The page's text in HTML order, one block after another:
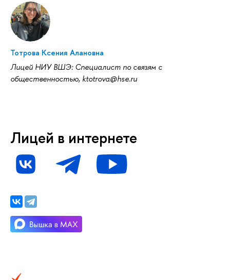
Тотрова Ксения Алановна
Лицей НИУ ВШЭ: Специалист по связям с
общественностью, ktotrova@hse.ru
Лицей в интернете